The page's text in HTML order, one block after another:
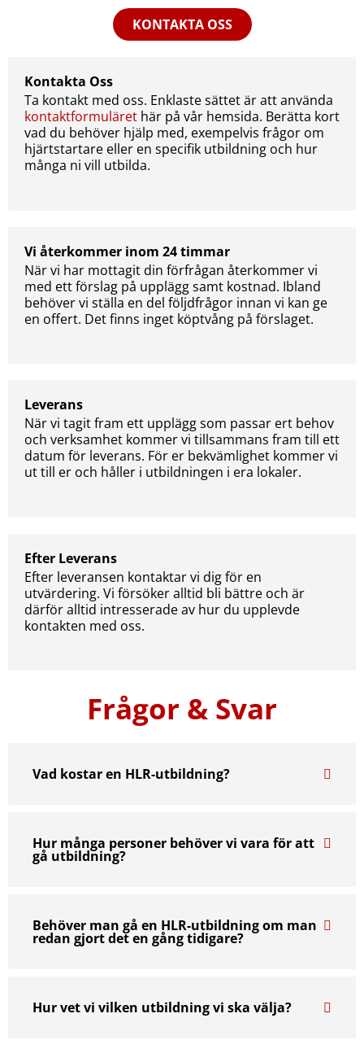
KONTAKTA OSS
Kontakta Oss
Ta kontakt med oss. Enklaste sättet är att använda
kontaktformuläret här på vår hemsida. Berätta kort
vad du behöver hjälp med, exempelvis frågor om
hjärtstartare eller en specifik utbildning och hur
många ni vill utbilda.
Vi återkommer inom 24 timmar
När vi har mottagit din förfrågan återkommer vi
med ett förslag på upplägg samt kostnad. Ibland
behöver vi ställa en del följdfrågor innan vi kan ge
en offert. Det finns inget köptvång på förslaget.
Leverans
När vi tagit fram ett upplägg som passar ert behov
och verksamhet kommer vi tillsammans fram till ett
datum för leverans. För er bekvämlighet kommer vi
ut till er och håller i utbildningen i era lokaler.
Efter Leverans
Efter leveransen kontaktar vi dig för en
utvärdering. Vi försöker alltid bli bättre och är
därför alltid intresserade av hur du upplevde
kontakten med oss.
Frågor & Svar
Vad kostar en HLR-utbildning?
Hur många personer behöver vi vara för att
gå utbildning?
Behöver man gå en HLR-utbildning om man
redan gjort det en gång tidigare?
Hur vet vi vilken utbildning vi ska välja?